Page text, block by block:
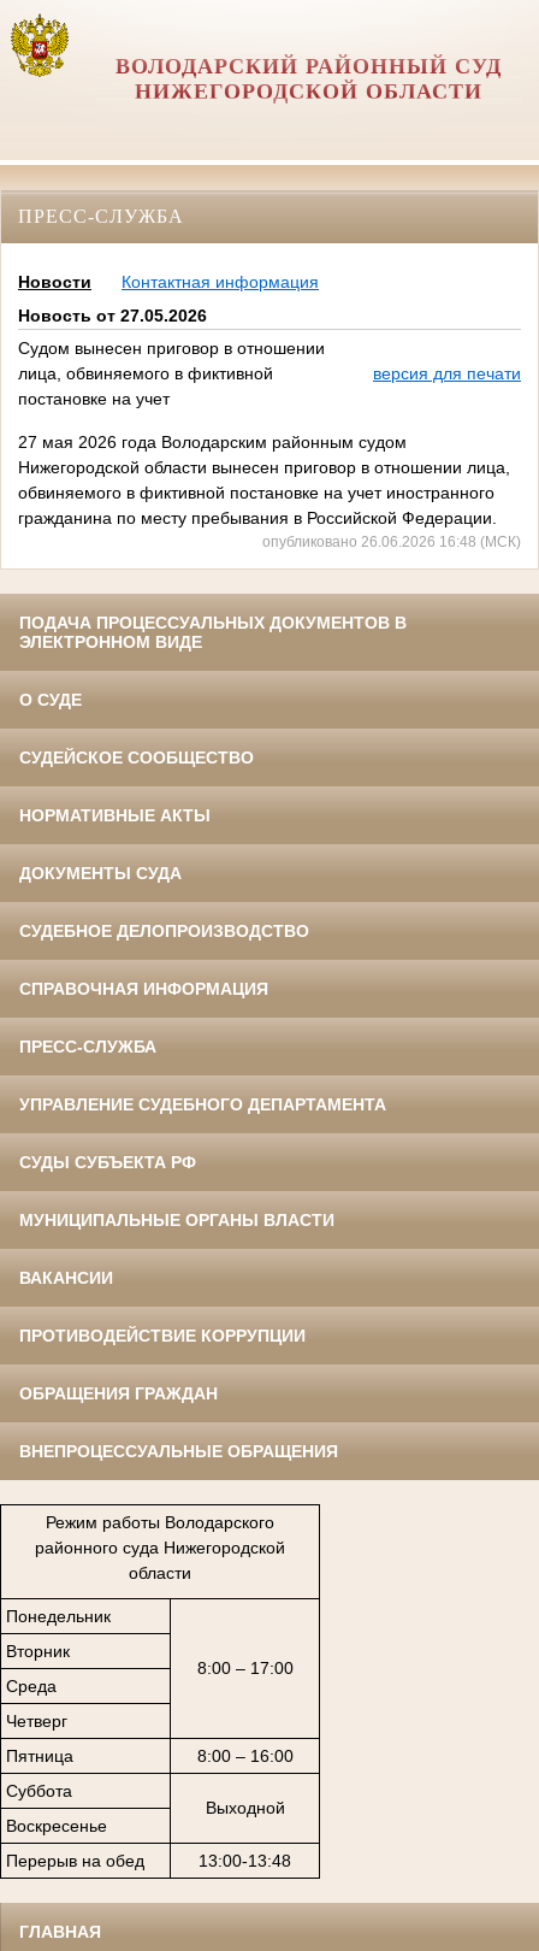
ВОЛОДАРСКИЙ РАЙОННЫЙ СУД
НИЖЕГОРОДСКОЙ ОБЛАСТИ
ПРЕСС-СЛУЖБА
Новости
Контактная информация
Новость от 27.05.2026
Судом вынесен приговор в отношении
лица, обвиняемого в фиктивной
постановке на учет
версия для печати
27 мая 2026 года Володарским районным судом
Нижегородской области вынесен приговор в отношении лица,
обвиняемого в фиктивной постановке на учет иностранного
гражданина по месту пребывания в Российской Федерации.
опубликовано 26.06.2026 16:48 (МСК)
ПОДАЧА ПРОЦЕССУАЛЬНЫХ ДОКУМЕНТОВ В
ЭЛЕКТРОННОМ ВИДЕ
О СУДЕ
СУДЕЙСКОЕ СООБЩЕСТВО
НОРМАТИВНЫЕ АКТЫ
ДОКУМЕНТЫ СУДА
СУДЕБНОЕ ДЕЛОПРОИЗВОДСТВО
СПРАВОЧНАЯ ИНФОРМАЦИЯ
ПРЕСС-СЛУЖБА
УПРАВЛЕНИЕ СУДЕБНОГО ДЕПАРТАМЕНТА
СУДЫ СУБЪЕКТА РФ
МУНИЦИПАЛЬНЫЕ ОРГАНЫ ВЛАСТИ
ВАКАНСИИ
ПРОТИВОДЕЙСТВИЕ КОРРУПЦИИ
ОБРАЩЕНИЯ ГРАЖДАН
ВНЕПРОЦЕССУАЛЬНЫЕ ОБРАЩЕНИЯ
Режим работы Володарского
районного суда Нижегородской
области
Понедельник
8:00 – 17:00
Вторник
Среда
Четверг
Пятница
8:00 – 16:00
Суббота
Выходной
Воскресенье
Перерыв на обед
13:00-13:48
ГЛАВНАЯ